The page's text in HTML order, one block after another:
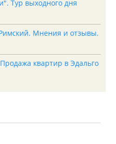
Тур выходного дня
Мнения и отзывы.
квартир в Эдальго